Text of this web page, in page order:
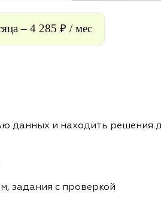
– 4 285 ₽ / мес
данных и находить решения
задания с проверкой